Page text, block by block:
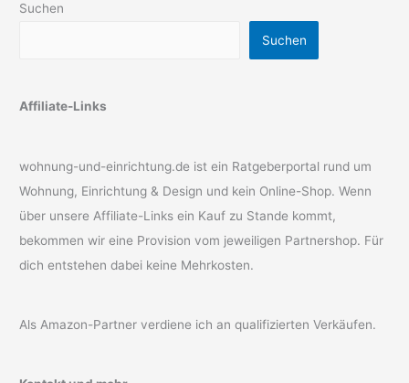
Suchen
Suchen
Affiliate-Links
wohnung-und-einrichtung.de ist ein Ratgeberportal rund um
Wohnung, Einrichtung & Design und kein Online-Shop. Wenn
über unsere Affiliate-Links ein Kauf zu Stande kommt,
bekommen wir eine Provision vom jeweiligen Partnershop. Für
dich entstehen dabei keine Mehrkosten.
Als Amazon-Partner verdiene ich an qualifizierten Verkäufen.